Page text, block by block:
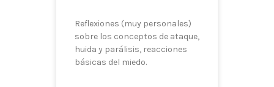
Reflexiones (muy personales)
sobre los conceptos de ataque,
huida y parálisis, reacciones
básicas del miedo.